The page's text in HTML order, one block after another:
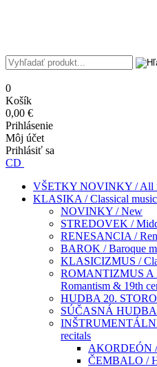
0
Košík
0,00 €
Prihlásenie
Môj účet
Prihlásiť sa
CD
VŠETKY NOVINKY / All
KLASIKA / Classical music
NOVINKY / New
STREDOVEK /
RENESANCIA /
BAROK / Baroque
KLASICIZMUS /
ROMANTIZMUS A
Romantism & 19th
HUDBA 20.
SÚČASNÁ HUDBA
recitals
AKORDEÓN
ČEMBALO /